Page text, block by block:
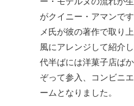
がクイニー・アマンで
メ氏が彼の著作で取り
風にアレンジして紹介
代半ばには洋菓子店ば
ぞって参入、コンビニ
ームとなりました。